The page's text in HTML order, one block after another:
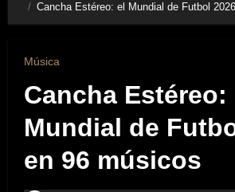
Cancha Estéreo: el Mundial de Futbol
Música
Cancha Estéreo:
Mundial de
en 96 músicos